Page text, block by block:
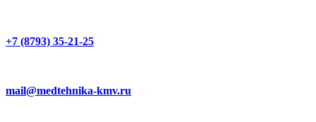
+7 (8793) 35-21-25
mail@medtehnika-kmv.ru